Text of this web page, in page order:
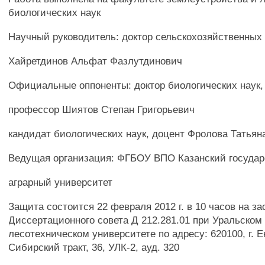
биологических наук
Научный руководитель: доктор
Хайретдинов Альфат Фазлутдинович
Официальные оппоненты: доктор биологических наук,
профессор Шиятов Степан Григорьевич
кандидат биологических наук, доцент Фролова
Ведущая организация: ФГБОУ ВПО Казанский
аграрный университет
Защита состоится 22 февраля 2012 г. в 10 часов на
Диссертационного совета Д 212.281.01 при Уральском
лесотехническом университете по адресу: 620100, г.
Сибирский тракт, 36, УЛК-2, ауд. 320